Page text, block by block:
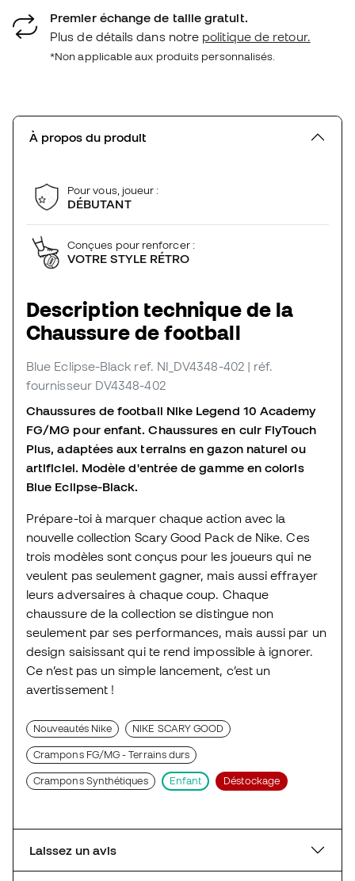
Premier échange de taille gratuit.
Plus de détails dans notre politique de retour.
*Non applicable aux produits personnalisés.
À propos du produit
Pour vous, joueur :
DÉBUTANT
Conçues pour renforcer :
VOTRE STYLE RÉTRO
Description technique de la
Chaussure de football
Blue Eclipse-Black ref. NI_DV4348-402 | réf.
fournisseur DV4348-402
Chaussures de football Nike Legend 10 Academy
FG/MG pour enfant. Chaussures en cuir FlyTouch
Plus, adaptées aux terrains en gazon naturel ou
artificiel. Modèle d'entrée de gamme en coloris
Blue Eclipse-Black.
Prépare-toi à marquer chaque action avec la
nouvelle collection Scary Good Pack de Nike. Ces
trois modèles sont conçus pour les joueurs qui ne
veulent pas seulement gagner, mais aussi effrayer
leurs adversaires à chaque coup. Chaque
chaussure de la collection se distingue non
seulement par ses performances, mais aussi par un
design saisissant qui te rend impossible à ignorer.
Ce n’est pas un simple lancement, c’est un
avertissement !
Nouveautés Nike NIKE SCARY GOOD
Crampons FG/MG - Terrains durs
Crampons Synthétiques Enfant Déstockage
Laissez un avis